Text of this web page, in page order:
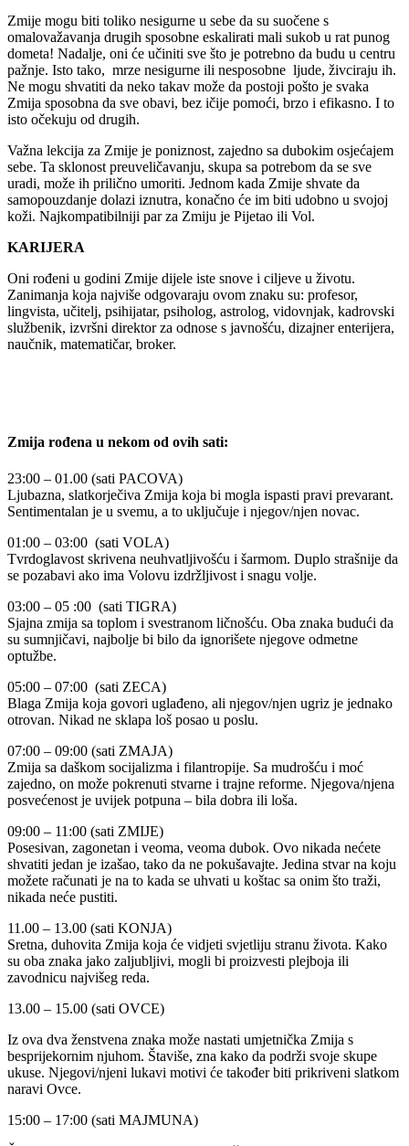
Zmije mogu biti toliko nesigurne u sebe da su suočene s
omalovažavanja drugih sposobne eskalirati mali sukob u rat punog
dometa! Nadalje, oni će učiniti sve što je potrebno da budu u centru
pažnje. Isto tako, mrze nesigurne ili nesposobne ljude, živciraju ih.
Ne mogu shvatiti da neko takav može da postoji pošto je svaka
Zmija sposobna da sve obavi, bez ičije pomoći, brzo i efikasno. I to
isto očekuju od drugih.
Važna lekcija za Zmije je poniznost, zajedno sa dubokim osjećajem
sebe. Ta sklonost preuveličavanju, skupa sa potrebom da se sve
uradi, može ih prilično umoriti. Jednom kada Zmije shvate da
samopouzdanje dolazi iznutra, konačno će im biti udobno u svojoj
koži. Najkompatibilniji par za Zmiju je Pijetao ili Vol.
KARIJERA
Oni rođeni u godini Zmije dijele iste snove i ciljeve u životu.
Zanimanja koja najviše odgovaraju ovom znaku su: profesor,
lingvista, učitelj, psihijatar, psiholog, astrolog, vidovnjak, kadrovski
službenik, izvršni direktor za odnose s javnošću, dizajner enterijera,
naučnik, matematičar, broker.
Zmija rođena u nekom od ovih sati:
23:00 – 01.00 (sati PACOVA)
Ljubazna, slatkorječiva Zmija koja bi mogla ispasti pravi prevarant.
Sentimentalan je u svemu, a to uključuje i njegov/njen novac.
01:00 – 03:00 (sati VOLA)
Tvrdoglavost skrivena neuhvatljivošću i šarmom. Duplo strašnije da
se pozabavi ako ima Volovu izdržljivost i snagu volje.
03:00 – 05 :00 (sati TIGRA)
Sjajna zmija sa toplom i svestranom ličnošću. Oba znaka budući da
su sumnjičavi, najbolje bi bilo da ignorišete njegove odmetne
optužbe.
05:00 – 07:00 (sati ZECA)
Blaga Zmija koja govori uglađeno, ali njegov/njen ugriz je jednako
otrovan. Nikad ne sklapa loš posao u poslu.
07:00 – 09:00 (sati ZMAJA)
Zmija sa daškom socijalizma i filantropije. Sa mudrošću i moć
zajedno, on može pokrenuti stvarne i trajne reforme. Njegova/njena
posvećenost je uvijek potpuna – bila dobra ili loša.
09:00 – 11:00 (sati ZMIJE)
Posesivan, zagonetan i veoma, veoma dubok. Ovo nikada nećete
shvatiti jedan je izašao, tako da ne pokušavajte. Jedina stvar na koju
možete računati je na to kada se uhvati u koštac sa onim što traži,
nikada neće pustiti.
11.00 – 13.00 (sati KONJA)
Sretna, duhovita Zmija koja će vidjeti svjetliju stranu života. Kako
su oba znaka jako zaljubljivi, mogli bi proizvesti plejboja ili
zavodnicu najvišeg reda.
13.00 – 15.00 (sati OVCE)
Iz ova dva ženstvena znaka može nastati umjetnička Zmija s
besprijekornim njuhom. Štaviše, zna kako da podrži svoje skupe
ukuse. Njegovi/njeni lukavi motivi će također biti prikriveni slatkom
naravi Ovce.
15:00 – 17:00 (sati MAJMUNA)